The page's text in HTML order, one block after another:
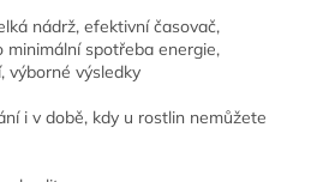
nádrž, efektivní časovač,
minimální spotřeba energie,
výborné výsledky
i v době, kdy u rostlin nemůžete